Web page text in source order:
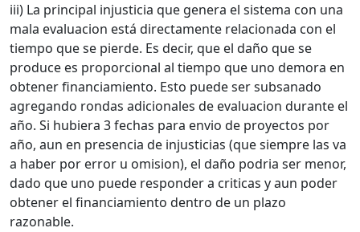
iii) La principal injusticia que genera el sistema con una
mala evaluacion está directamente relacionada con el
tiempo que se pierde. Es decir, que el daño que se
produce es proporcional al tiempo que uno demora en
obtener financiamiento. Esto puede ser subsanado
agregando rondas adicionales de evaluacion durante el
año. Si hubiera 3 fechas para envio de proyectos por
año, aun en presencia de injusticias (que siempre las va
a haber por error u omision), el daño podria ser menor,
dado que uno puede responder a criticas y aun poder
obtener el financiamiento dentro de un plazo
razonable.